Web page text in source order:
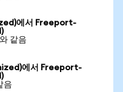
에서 Freeport-
같음
에서 Freeport-
음